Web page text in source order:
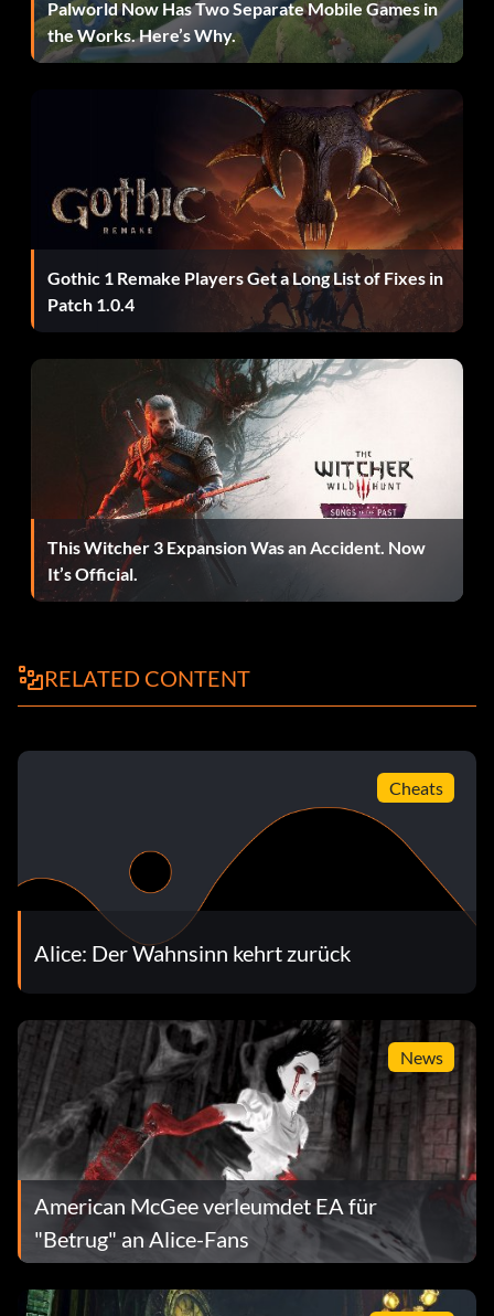
Zum Beispiel: DamageMultiplierArray[0] = 0.0
Waffenaufwertungen: Ab Zeile 262 können Sie die
Aufrüstungskosten ändern, indem Sie diese Zeile ändern:
WeaponUpgradeToLevel2XPCost[0]=150 zu, sagen wir,
WeaponUpgradeToLevel2XPCost[0]=15
Psychonauts-Osterei:
In Kapitel 4, nachdem du das erste Schachrätsel gelöst
hast, wirst du von dem riesigen unschlagbaren
Kartenmonster in ein Loch gejagt. Wenn Sie dort unten
ankommen, gehen Sie ein kurzes Stück voraus und
schauen Sie an die rechte Wand, um einen Herzstein zu
finden. Schrumpfen Sie nach unten, um zu entdecken,
dass es sich um einen falschen Stein handelt. Lauft in den
Schlüsselloch-Tunnel und auf der anderen Seite befindet
hinunter, um eine Erinnerung und zusätzliche Zähne zu
erhalten. Beachten Sie das Skelett, das auf dem Stuhl sitzt
Brille, seiner Gestalt und der Position, in der er sich
Gedankenangriff verwendet). Es sieht so aus, als sei Raz
tot, vielleicht ein Zeichen dafür, dass es kein Psychonauts
Palworld Now Has Two Separate Mobile Games in
the Works. Here’s Why.
Gothic 1 Remake Players Get a Long List of Fixes in
Patch 1.0.4
This Witcher 3 Expansion Was an Accident. Now
It’s Official.
RELATED CONTENT
Cheats
Alice: Der Wahnsinn kehrt zurück
News
American McGee verleumdet EA für
"Betrug" an Alice-Fans